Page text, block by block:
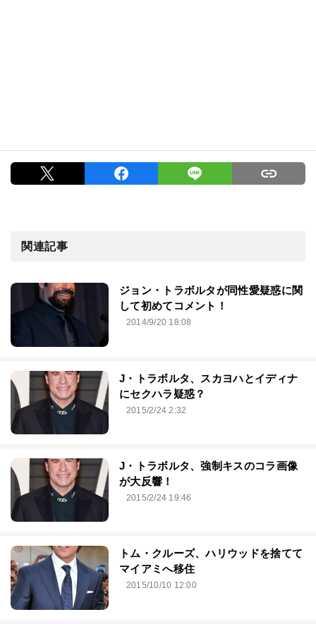
関連記事
ジョン・トラボルタが同性愛疑惑に関
して初めてコメント！
2014/9/20 18:08
J・トラボルタ、スカヨハとイディナ
にセクハラ疑惑？
2015/2/24 2:32
J・トラボルタ、強制キスのコラ画像
が大反響！
2015/2/24 19:46
トム・クルーズ、ハリウッドを捨てて
マイアミへ移住
2015/10/10 12:00